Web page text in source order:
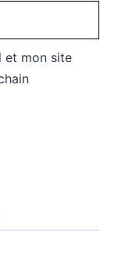
et mon site